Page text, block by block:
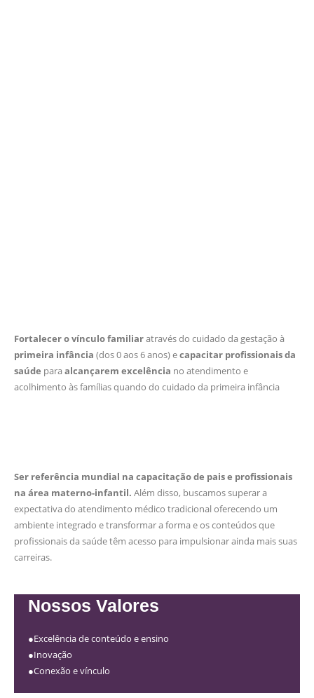
Fortalecer o vínculo familiaratravés do cuidado da gestação à
primeira infância (dos 0 aos 6 anos) ecapacitar profissionais da
saúde para alcançarem excelência no atendimento e
acolhimento às famílias quando do cuidado da primeira infância
Ser referência mundial na capacitação de pais e profissionais
na área materno-infantil. Além disso, buscamos superar a
expectativa do atendimento médico tradicional oferecendo um
ambiente integrado e transformar a forma e os conteúdos que
profissionais da saúde têm acesso para impulsionar ainda mais suas
carreiras.
Nossos Valores
●Excelência de conteúdo e ensino
●Inovação
●Conexão e vínculo